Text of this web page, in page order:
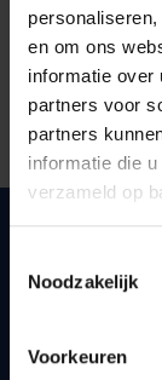
en om ons
informatie over
partners voor
partners
informatie die
verzameld op
Noodzakelijk
Voorkeuren
Quick links